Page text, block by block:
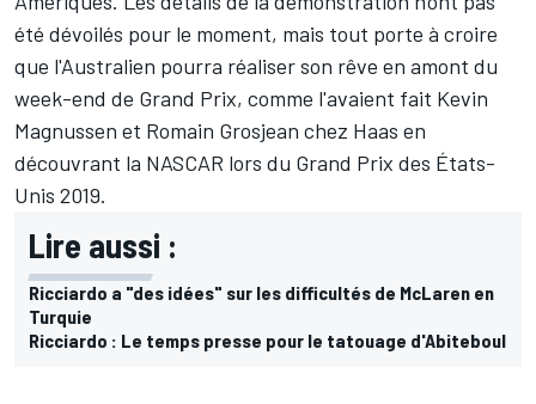
été dévoilés pour le moment, mais tout porte à croire
que l'Australien pourra réaliser son rêve en amont du
week-end de Grand Prix, comme l'avaient fait Kevin
Magnussen et Romain Grosjean chez Haas en
découvrant la NASCAR lors du Grand Prix des États-
Unis 2019.
Lire aussi :
Ricciardo a "des idées" sur les difficultés de McLaren en
Turquie
Ricciardo : Le temps presse pour le tatouage d'Abiteboul